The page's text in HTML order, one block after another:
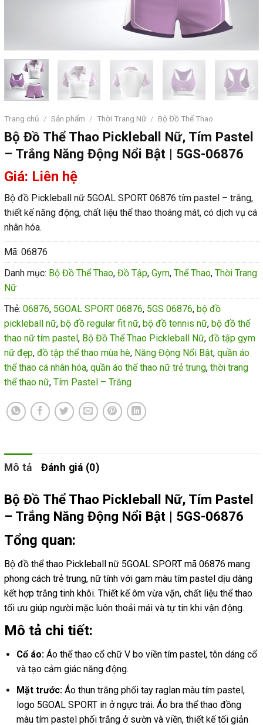
Trang chủ / Sản phẩm / Thời Trang Nữ / Bộ Đồ Thể Thao
Bộ Đồ Thể Thao Pickleball Nữ, Tím Pastel
– Trắng Năng Động Nổi Bật | 5GS-06876
Giá: Liên hệ
Bộ đồ Pickleball nữ 5GOAL SPORT 06876 tím pastel – trắng,
thiết kế năng động, chất liệu thể thao thoáng mát, có dịch vụ cá
nhân hóa.
Mã: 06876
Danh mục: Bộ Đồ Thể Thao, Đồ Tập, Gym, Thể Thao, Thời Trang
Nữ
Thẻ: 06876, 5GOAL SPORT 06876, 5GS 06876, bộ đồ
pickleball nữ, bộ đồ regular fit nữ, bộ đồ tennis nữ, bộ đồ thể
thao nữ tím pastel, Bộ Đồ Thể Thao Pickleball Nữ, đồ tập gym
nữ đẹp, đồ tập thể thao mùa hè, Năng Động Nổi Bật, quần áo
thể thao cá nhân hóa, quần áo thể thao nữ trẻ trung, thời trang
thể thao nữ, Tím Pastel – Trắng
Mô tả Đánh giá (0)
Bộ Đồ Thể Thao Pickleball Nữ, Tím Pastel
– Trắng Năng Động Nổi Bật | 5GS-06876
Tổng quan:
Bộ đồ thể thao Pickleball nữ 5GOAL SPORT mã 06876 mang
phong cách trẻ trung, nữ tính với gam màu tím pastel dịu dàng
kết hợp trắng tinh khôi. Thiết kế ôm vừa vặn, chất liệu thể thao
tối ưu giúp người mặc luôn thoải mái và tự tin khi vận động.
Mô tả chi tiết:
Cổ áo:Áo thể thao cổ chữ V bo viền tím pastel, tôn dáng cổ
và tạo cảm giác năng động.
Mặt trước:Áo thun trắng phối tay raglan màu tím pastel,
logo 5GOAL SPORT in ở ngực trái. Áo bra thể thao đồng
màu tím pastel phối trắng ở sườn và viền, thiết kế tối giản